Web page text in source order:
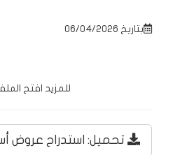
بتاريخ 06/04/2026
للمزيد افتح
تحميل: استدراح عروض